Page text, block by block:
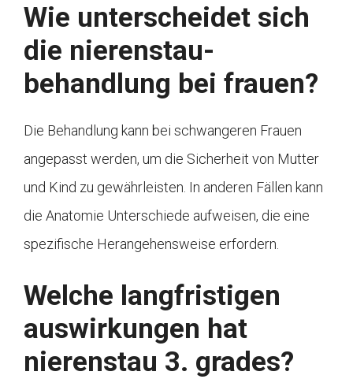
Wie unterscheidet sich
die nierenstau-
behandlung bei frauen?
Die Behandlung kann bei schwangeren Frauen
angepasst werden, um die Sicherheit von Mutter
und Kind zu gewährleisten. In anderen Fällen kann
die Anatomie Unterschiede aufweisen, die eine
spezifische Herangehensweise erfordern.
Welche langfristigen
auswirkungen hat
nierenstau 3. grades?